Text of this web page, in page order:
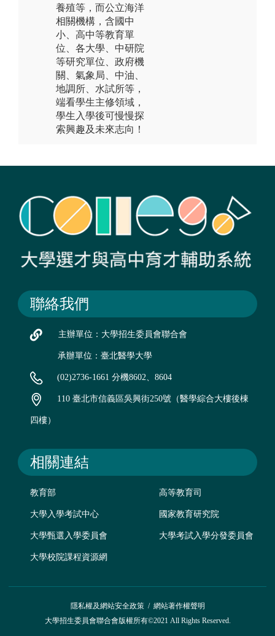
養殖等，而公立海洋
相關機構，含國中
小、高中等教育單
位、各大學、中研院
等研究單位、政府機
關、氣象局、中油、
地調所、水試所等，
端看學生主修領域，
學生入學後可慢慢探
索興趣及未來志向！
聯絡我們
主辦單位：大學招生委員會聯合會
承辦單位：臺北醫學大學
(02)2736-1661 分機8602、8604
110 臺北市信義區吳興街250號（醫學綜合大樓後棟
四樓）
相關連結
教育部 高等教育司
大學入學考試中心 國家教育研究院
大學甄選入學委員會 大學考試入學分發委員會
大學校院課程資源網
隱私權及網站安全政策/ 網站著作權聲明
大學招生委員會聯合會版權所有©2021 All Rights Reserved.